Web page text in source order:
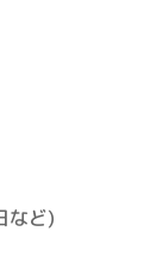
など)